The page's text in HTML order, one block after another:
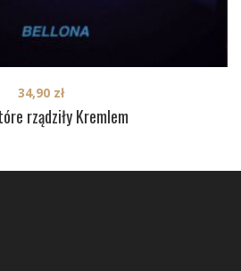
rządziły Kremlem
34,90 zł